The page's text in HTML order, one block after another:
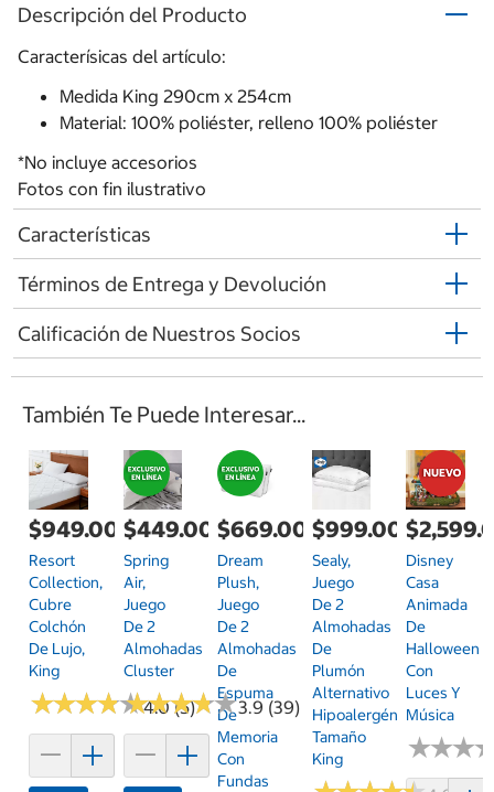
Descripción del Producto
Caracterísicas del artículo:
Medida King 290cm x 254cm
Material: 100% poliéster, relleno 100% poliéster
*No incluye accesorios
Fotos con fin ilustrativo
Características
Términos de Entrega y Devolución
Calificación de Nuestros Socios
También Te Puede Interesar...
$949.00
Resort
Collection,
Cubre
Colchón
De Lujo,
King
★★★★★
★★★★★4.0 (5)
$449.00
Spring
Air,
Juego
De 2
Almohadas
Cluster
★★★★★
★★★★★3.9 (39)
$669.00
Dream
Plush,
Juego
De 2
Almohadas
De
Espuma
De
Memoria
Con
Fundas
$999.00
Sealy,
Juego
De 2
Almohadas
De
Plumón
Alternativo
Hipoalergénicas,
Tamaño
King
Disney
Casa
Animada
De
Halloween
Con
Luces Y
Música
★★★
★★★